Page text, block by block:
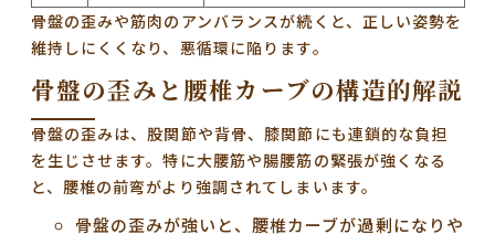
骨盤の歪みや筋肉のアンバランスが続くと、正しい姿勢を
維持しにくくなり、悪循環に陥ります。
骨盤の歪みと腰椎カーブの構造的解説
骨盤の歪みは、股関節や背骨、膝関節にも連鎖的な負担
を生じさせます。特に大腰筋や腸腰筋の緊張が強くなる
と、腰椎の前弯がより強調されてしまいます。
骨盤の歪みが強いと、腰椎カーブが過剰になりや